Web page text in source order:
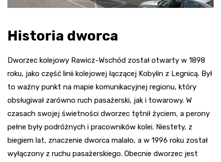
Historia dworca
Dworzec kolejowy Rawicz-Wschód został otwarty w 1898
roku, jako część linii kolejowej łączącej Kobylin z Legnicą. Był
to ważny punkt na mapie komunikacyjnej regionu, który
obsługiwał zarówno ruch pasażerski, jak i towarowy. W
czasach swojej świetności dworzec tętnił życiem, a perony
pełne były podróżnych i pracowników kolei. Niestety, z
biegiem lat, znaczenie dworca malało, a w 1996 roku został
wyłączony z ruchu pasażerskiego. Obecnie dworzec jest